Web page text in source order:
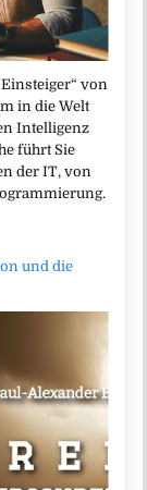
von
in die Welt
Intelligenz
führt Sie
der IT, von
und die